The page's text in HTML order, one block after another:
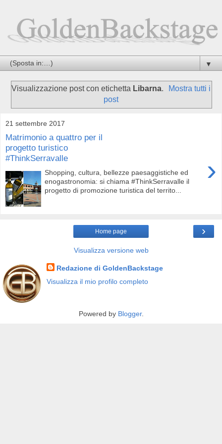
▼
Visualizzazione post con etichetta Libarna.
Mostra tutti i
post
21 settembre 2017
Matrimonio a quattro per il
progetto turistico
#ThinkSerravalle
›
Shopping, cultura, bellezze paesaggistiche ed
enogastronomia: si chiama #ThinkSerravalle il
progetto di promozione turistica del territo...
›
Home page
Visualizza versione web
Redazione di GoldenBackstage
Visualizza il mio profilo completo
Powered by Blogger.